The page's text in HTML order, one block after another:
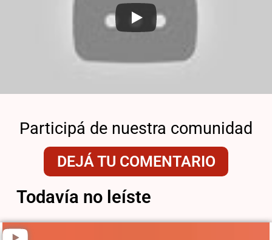
Participá de nuestra comunidad
DEJÁ TU COMENTARIO
Todavía no leíste